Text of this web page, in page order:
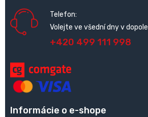
Telefon:
Volejte ve všední dny v
+420 499 111 998
Informácie o e-shope